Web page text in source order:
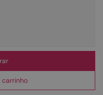
carrinho